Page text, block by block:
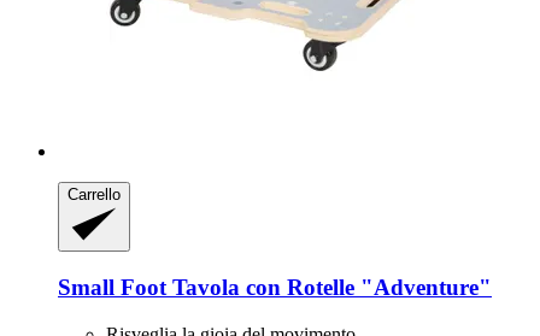
Carrello
Small Foot Tavola con Rotelle "Adventure"